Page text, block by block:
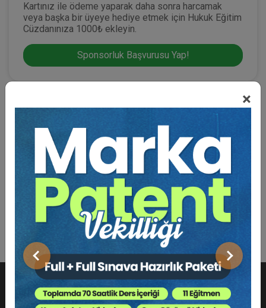
×
Önceki Sonraki
Kartınız ile ödeme yaparak daha sonra harcamak
veya başka bir üyeye hediye etmek için Hukuk Eğitim
Cüzdanınıza 1000₺ ekleyin.
Sponsorluk Başvurusu Yap!
BENZER EĞITIMLER
Süper Abone Ol: Sadece 1290 TL / Aylık